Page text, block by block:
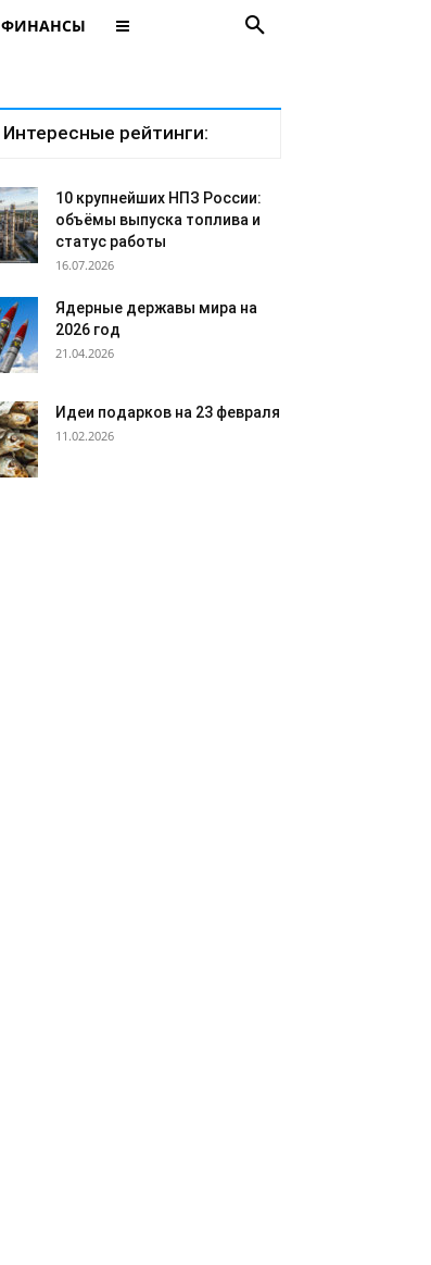
ФИНАНСЫ
Интересные рейтинги:
10 крупнейших НПЗ России:
объёмы выпуска топлива и
статус работы
16.07.2026
Ядерные державы мира на
2026 год
21.04.2026
Идеи подарков на 23 февраля
11.02.2026